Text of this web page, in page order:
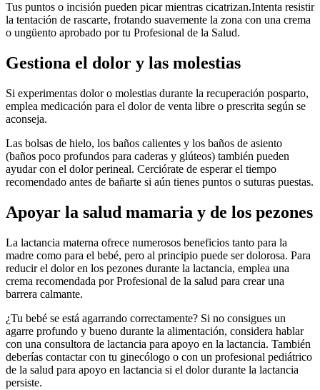
Tus puntos o incisión pueden picar mientras cicatrizan.Intenta resistir
la tentación de rascarte, frotando suavemente la zona con una crema
o ungüento aprobado por tu Profesional de la Salud.
Gestiona el dolor y las molestias
Si experimentas dolor o molestias durante la recuperación posparto,
emplea medicación para el dolor de venta libre o prescrita según se
aconseja.
Las bolsas de hielo, los baños calientes y los baños de asiento
(baños poco profundos para caderas y glúteos) también pueden
ayudar con el dolor perineal. Cerciórate de esperar el tiempo
recomendado antes de bañarte si aún tienes puntos o suturas puestas.
Apoyar la salud mamaria y de los pezones
La lactancia materna ofrece numerosos beneficios tanto para la
madre como para el bebé, pero al principio puede ser dolorosa. Para
reducir el dolor en los pezones durante la lactancia, emplea una
crema recomendada por Profesional de la salud para crear una
barrera calmante.
¿Tu bebé se está agarrando correctamente? Si no consigues un
agarre profundo y bueno durante la alimentación, considera hablar
con una consultora de lactancia para apoyo en la lactancia. También
deberías contactar con tu ginecólogo o con un profesional pediátrico
de la salud para apoyo en lactancia si el dolor durante la lactancia
persiste.